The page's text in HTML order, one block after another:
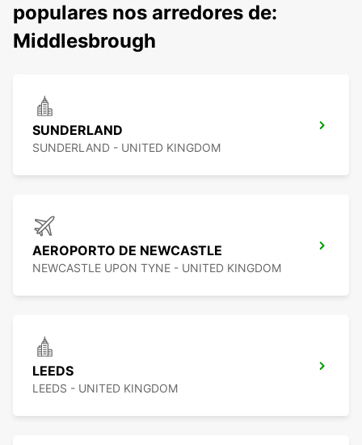
populares nos arredores de:
Middlesbrough
SUNDERLAND
SUNDERLAND - UNITED KINGDOM
AEROPORTO DE NEWCASTLE
NEWCASTLE UPON TYNE - UNITED KINGDOM
LEEDS
LEEDS - UNITED KINGDOM